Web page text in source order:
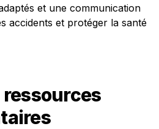
et une communication
accidents et protéger la santé